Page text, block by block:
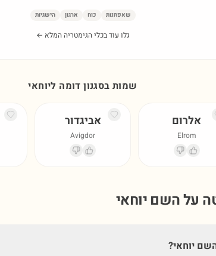
שאפתנות כוח ארגון הישגיות
גלו עוד בכלי הגימטריה המלא ←
שמות בסגנון דומה ליוחאי
אלרום
Elrom
אביגדור
Avigdor
על השם יוחאי
יוחאי?